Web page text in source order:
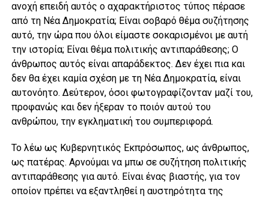
ανοχή επειδή αυτός ο αχαρακτήριστος τύπος πέρασε
από τη Νέα Δημοκρατία; Eίναι σοβαρό θέμα συζήτησης
αυτό, την ώρα που όλοι είμαστε σοκαρισμένοι με αυτή
την ιστορία; Είναι θέμα πολιτικής αντιπαράθεσης; Ο
άνθρωπος αυτός είναι απαράδεκτος. Δεν έχει πια και
δεν θα έχει καμία σχέση με τη Νέα Δημοκρατία, είναι
αυτονόητο. Δεύτερον, όσοι φωτογραφίζονταν μαζί του,
προφανώς και δεν ήξεραν το ποιόν αυτού του
ανθρώπου, την εγκληματική του συμπεριφορά.
Το λέω ως Κυβερνητικός Εκπρόσωπος, ως άνθρωπος,
ως πατέρας. Αρνούμαι να μπω σε συζήτηση πολιτικής
αντιπαράθεσης για αυτό. Είναι ένας βιαστής, για τον
οποίον πρέπει να εξαντληθεί η αυστηρότητα της